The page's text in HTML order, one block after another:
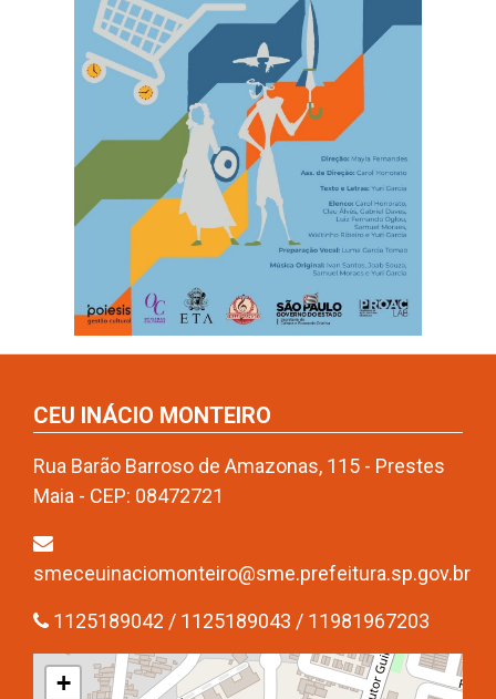
CEU INÁCIO MONTEIRO
Rua Barão Barroso de Amazonas, 115 - Prestes
Maia - CEP: 08472721
smeceuinaciomonteiro@sme.prefeitura.sp.gov.br
1125189042 / 1125189043 / 11981967203
+